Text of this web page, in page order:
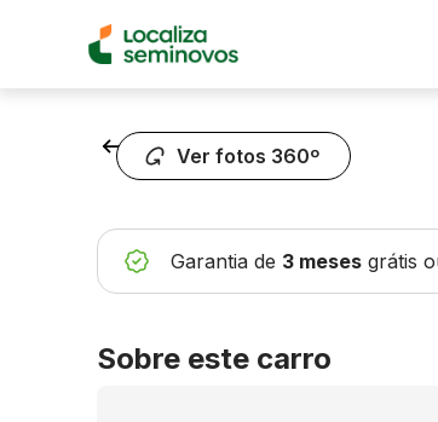
VoltarVer fotos 360º
Garantia de 3 meses grátis
Sobre este carro